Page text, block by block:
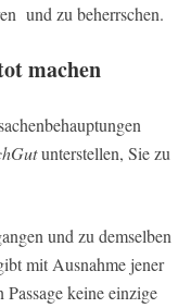
und zu beherrschen.
machen
unterstellen, Sie zu
und zu demselben
mit Ausnahme jener
keine einzige